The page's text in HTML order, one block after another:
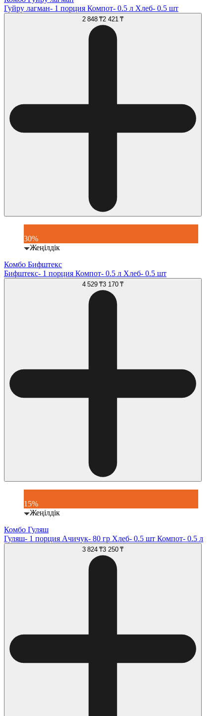
Гуйру лагман- 1 порция Компот- 0.5 л Хлеб- 0.5 шт
2 848 ₸2 421 ₸
30%
Жеңілдік
Комбо Бифштекс
Бифштекс- 1 порция Компот- 0.5 л Хлеб- 0.5 шт
4 529 ₸3 170 ₸
15%
Жеңілдік
Комбо Гуляш
Гуляш- 1 порция Ачичук- 80 гр Хлеб- 0.5 шт Компот- 0.5 л
3 824 ₸3 250 ₸